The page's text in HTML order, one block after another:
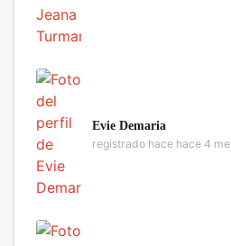
Evie Demaria
registrado hace hace 4